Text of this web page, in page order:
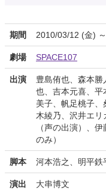
期間 2010/03/12 (金)
劇場 SPACE107
出演
豊島侑也、森本
也、吉本元喜、平
美子、帆足桃子
木綾乃、沢井エ
（声の出演）、
のみ）
脚本 河本浩之、明平鉄
演出 大串博文